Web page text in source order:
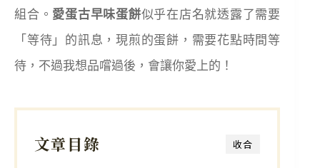
組合。 愛蛋古早味蛋餅似乎在店名就透露了需要
「等待」的訊息，現煎的蛋餅，需要花點時間等
待，不過我想品嚐過後，會讓你愛上的！
收合
文章目錄